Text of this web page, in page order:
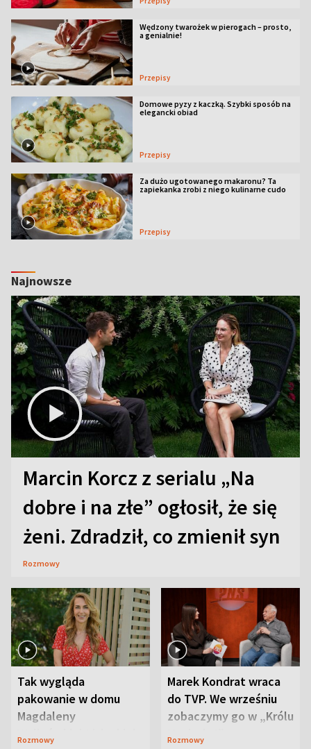
Wędzony twarożek w pierogach – prosto,
a genialnie!
Przepisy
Domowe pyzy z kaczką. Szybki sposób na
elegancki obiad
Przepisy
Za dużo ugotowanego makaronu? Ta
zapiekanka zrobi z niego kulinarne cudo
Przepisy
Najnowsze
Marcin Korcz z serialu „Na
dobre i na złe” ogłosił, że się
żeni. Zdradził, co zmienił syn
Rozmowy
Tak wygląda
pakowanie w domu
Magdaleny
Waligórskiej-Lisieckiej.
Rozmowy
Marek Kondrat wraca
do TVP. We wrześniu
zobaczymy go w „Królu
Maciusiu I”
Rozmowy